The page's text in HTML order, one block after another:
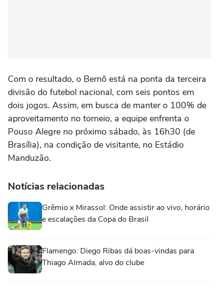
Com o resultado, o Bernô está na ponta da terceira
divisão do futebol nacional, com seis pontos em
dois jogos. Assim, em busca de manter o 100% de
aproveitamento no torneio, a equipe enfrenta o
Pouso Alegre no próximo sábado, às 16h30 (de
Brasília), na condição de visitante, no Estádio
Manduzão.
Notícias relacionadas
Grêmio x Mirassol: Onde assistir ao vivo, horário
e escalações da Copa do Brasil
Flamengo: Diego Ribas dá boas-vindas para
Thiago Almada, alvo do clube